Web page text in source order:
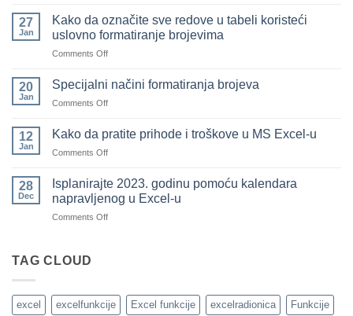
evidentirate
stvari
koje
pozajmili
ste
pozajmili
27
Jan
Kako da označite sve redove u tabeli koristeći
uslovno formatiranje brojevima
Comments Offon
u
formatiranje
brojevima
20
Jan
Specijalni načini formatiranja brojeva
Comments Offon
načini
formatiranja
12
Jan
Kako da pratite prihode i troškove u MS Excel-u
Comments Offon
prihode
i
28
Dec
Isplanirajte 2023. godinu pomoću kalendara
napravljenog u Excel-u
Comments Offon
napravljenog
u
TAG CLOUD
excel excelfunkcije Excel funkcije excelradionica Funkcije